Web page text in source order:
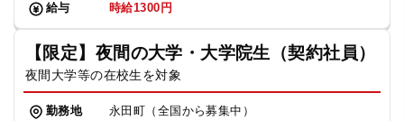
給与
時給1300円
【限定】夜間の大学・大学院生（契約社員）
夜間大学等の在校生を対象
勤務地
永田町（全国から募集中）